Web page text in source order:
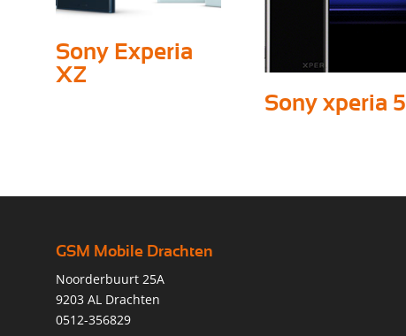
Sony Experia
XZ
Sony xperia 5
GSM Mobile Drachten
Noorderbuurt 25A
9203 AL Drachten
0512-356829